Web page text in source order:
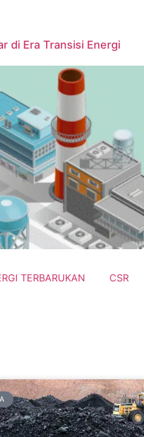
di Era Transisi Energi
TERBARUKAN CSR